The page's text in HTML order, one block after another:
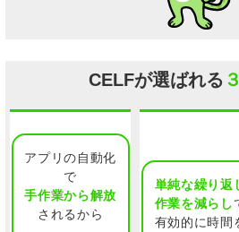
CELFが選ばれる
アプリの自動化
で
手作業から解放
されるから
単純な繰り返
作業を減らし
有効的に時間